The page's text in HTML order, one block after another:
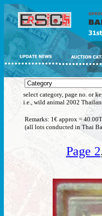
select category, page no. or
i.e., wild animal 2002
Remarks: 1€ approx =
(all lots conducted in Thai
Page 2